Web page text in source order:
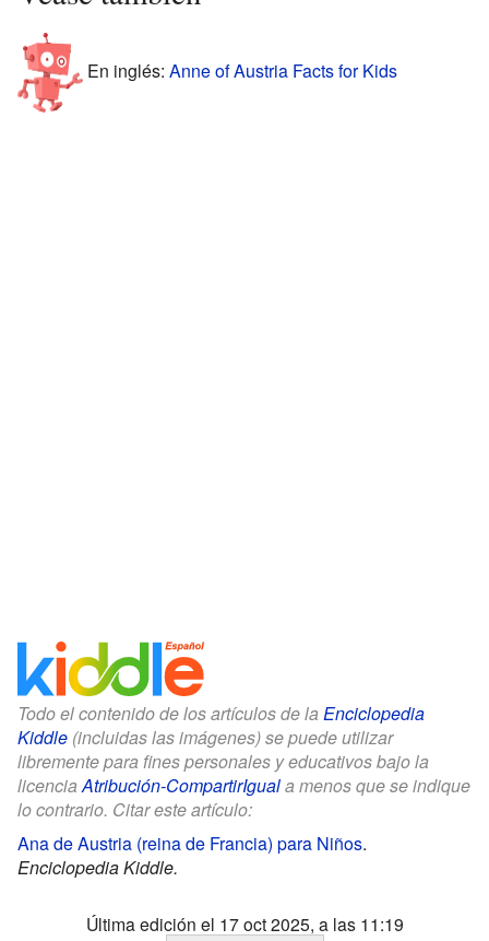
En inglés: Anne of Austria Facts for Kids
Todo el contenido de los artículos de la Enciclopedia
Kiddle (incluidas las imágenes) se puede utilizar
libremente para fines personales y educativos bajo la
licenciaAtribución-CompartirIguala menos que se indique
lo contrario. Citar este artículo:
Ana de Austria (reina de Francia) para Niños.
Enciclopedia Kiddle.
Última edición el 17 oct 2025, a las 11:19